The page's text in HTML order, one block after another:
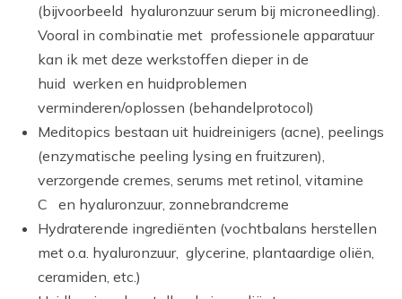
(bijvoorbeeld hyaluronzuur serum bij microneedling).
Vooral in combinatie met professionele apparatuur
kan ik met deze werkstoffen dieper in de
huid werken en huidproblemen
verminderen/oplossen (behandelprotocol)
Meditopics bestaan uit huidreinigers (acne), peelings
(enzymatische peeling lysing en fruitzuren),
verzorgende cremes, serums met retinol, vitamine
C en hyaluronzuur, zonnebrandcreme
Hydraterende ingrediënten (vochtbalans herstellen
met o.a. hyaluronzuur, glycerine, plantaardige oliën,
ceramiden, etc.)